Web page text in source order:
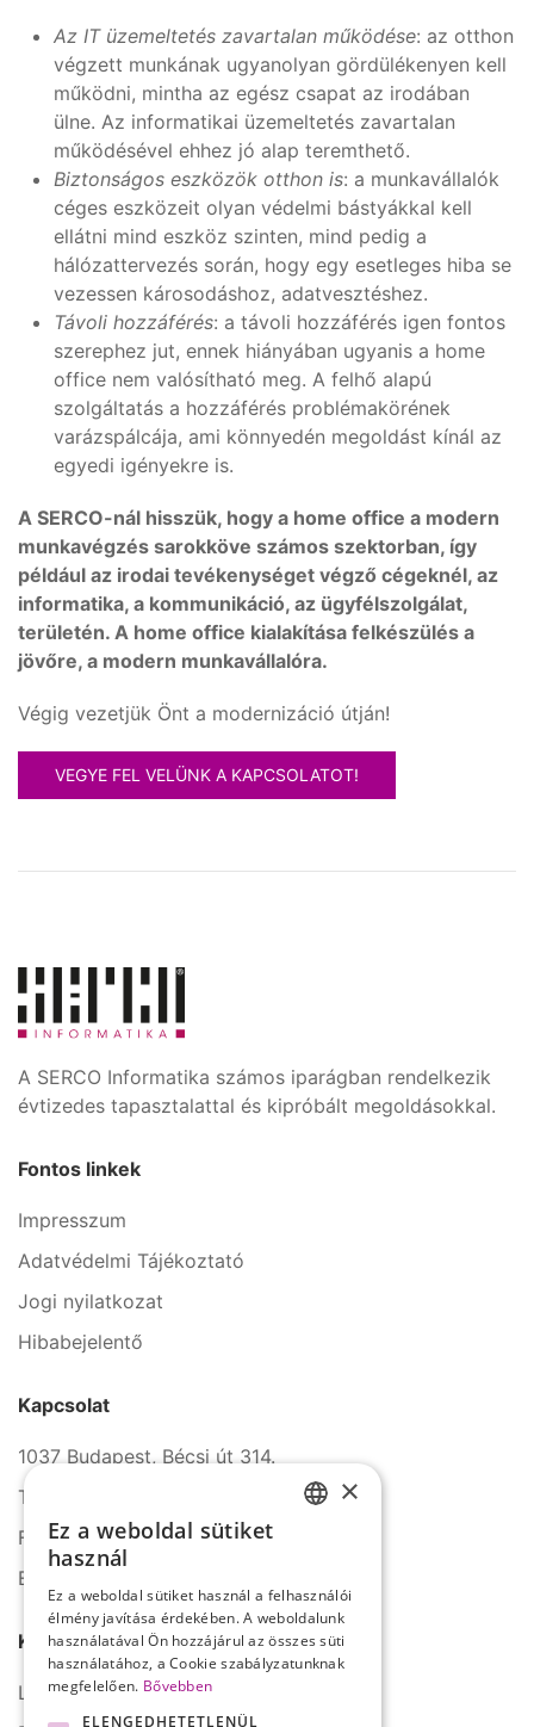
Az IT üzemeltetés zavartalan működése: az otthon
végzett munkának ugyanolyan gördülékenyen kell
működni, mintha az egész csapat az irodában
ülne. Az informatikai üzemeltetés zavartalan
működésével ehhez jó alap teremthető.
Biztonságos eszközök otthon is: a munkavállalók
céges eszközeit olyan védelmi bástyákkal kell
ellátni mind eszköz szinten, mind pedig a
hálózattervezés során, hogy egy esetleges hiba se
vezessen károsodáshoz, adatvesztéshez.
Távoli hozzáférés: a távoli hozzáférés igen fontos
szerephez jut, ennek hiányában ugyanis a home
office nem valósítható meg. A felhő alapú
szolgáltatás a hozzáférés problémakörének
varázspálcája, ami könnyedén megoldást kínál az
egyedi igényekre is.
A SERCO-nál hisszük, hogy a home office a modern
munkavégzés sarokköve számos szektorban, így
például az irodai tevékenységet végző cégeknél, az
informatika, a kommunikáció, az ügyfélszolgálat,
területén. A home office kialakítása felkészülés a
jövőre, a modern munkavállalóra.
Végig vezetjük Önt a modernizáció útján!
VEGYE FEL VELÜNK A KAPCSOLATOT!
A SERCO Informatika számos iparágban rendelkezik
évtizedes tapasztalattal és kipróbált megoldásokkal.
Fontos linkek
Impresszum
Adatvédelmi Tájékoztató
Jogi nyilatkozat
Hibabejelentő
Kapcsolat
1037 Budapest, Bécsi út 314.
Tel.: +36 1 272 2140
Fax: +36 1 272 2150
E-mail: info@serco.hu
Kövessen minket
LinkedIn
×
Ez a weboldal sütiket
használ
Ez a weboldal sütiket használ a felhasználói
élmény javítása érdekében. A weboldalunk
használatával Ön hozzájárul az összes süti
használatához, a Cookie szabályzatunknak
megfelelően. Bővebben
ELENGEDHETETLENÜL